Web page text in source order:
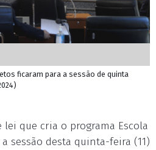
ficaram para a sessão de quinta
que cria o programa Escola
sessão desta quinta-feira (11)